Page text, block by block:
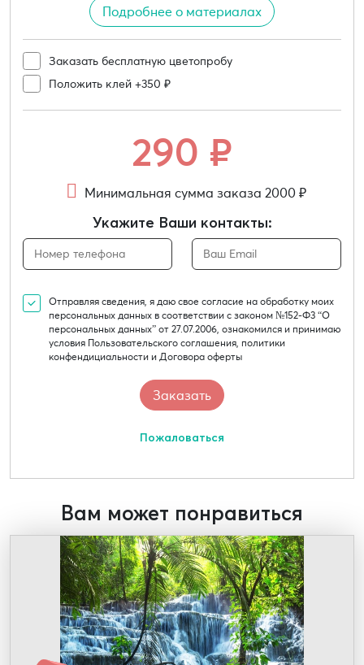
Подробнее о материалах
Заказать бесплатную цветопробу
Положить клей +350 ₽
290 ₽
Минимальная сумма заказа 2000 ₽
Укажите Ваши контакты:
Отправляя сведения, я даю свое согласие на обработку моих
персональных данных в соответствии с законом №152-Ф3 “О
персональных данных” от 27.07.2006, ознакомился и принимаю
условия Пользовательского соглашения, политики
конфендициальности и Договора оферты
Пожаловаться
Вам может понравиться